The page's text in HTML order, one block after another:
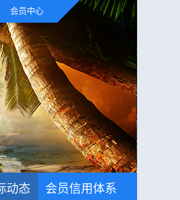
会员中心
动态 会员信用体系